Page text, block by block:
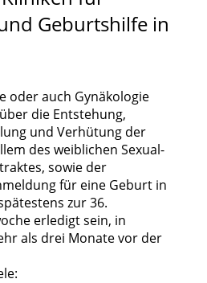
Geburtshilfe in
oder auch Gynäkologie
die Entstehung,
und Verhütung der
des weiblichen Sexual-
sowie der
für eine Geburt in
zur 36.
erledigt sein, in
als drei Monate vor der